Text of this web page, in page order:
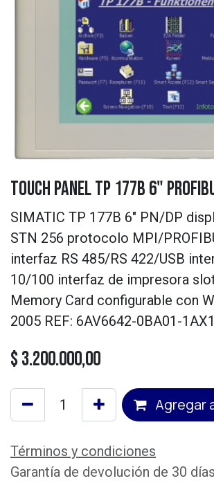
Touch panel TP 177B 6"
SIMATIC TP 177B 6" PN/DP
STN 256 protocolo MPI/
interfaz RS 485/RS 422/USB
10/100 interfaz de impresora
Memory Card configurable con
2005 REF: 6AV6642-0BA01-1AX1
$ 3.200.000,00
Agregar
Términos y condiciones
Garantía de devolución de 30 días